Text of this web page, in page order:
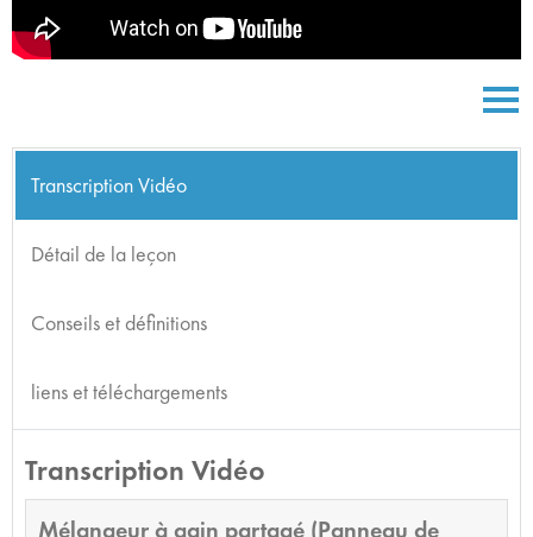
Transcription Vidéo
Détail de la leçon
Conseils et définitions
liens et téléchargements
Transcription Vidéo
Mélangeur à gain partagé (Panneau de